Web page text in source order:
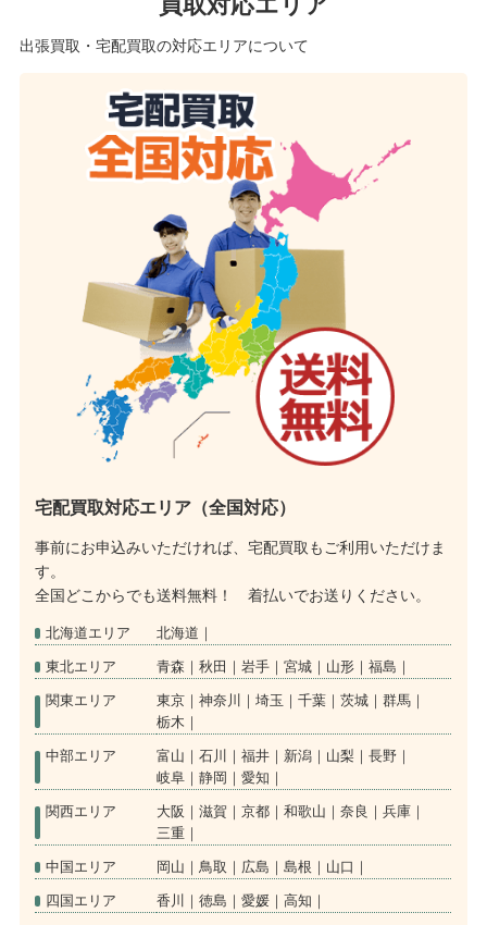
出張買取・宅配買取の対応エリアについて
宅配買取対応エリア（全国対応）
事前にお申込みいただければ、宅配買取もご利用いただけま
す。
全国どこからでも送料無料！ 着払いでお送りください。
北海道エリア 北海道
東北エリア 青森 秋田 岩手 宮城 山形 福島
関東エリア 東京 神奈川 埼玉 千葉 茨城
群馬
栃木
中部エリア 富山 石川 福井 新潟 山梨
長野
岐阜
静岡 愛知
関西エリア 大阪 滋賀 京都 和歌山 奈良
兵庫
三重
中国エリア 岡山 鳥取 広島 島根 山口
四国エリア 香川 徳島 愛媛 高知